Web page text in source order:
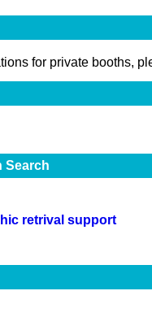
for private booths,
Search
retrival support